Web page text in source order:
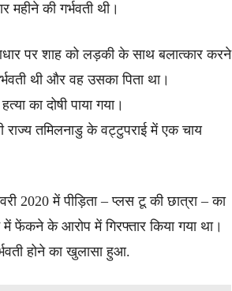
की गर्भवती थी।
पर शाह को लड़की के साथ बलात्कार करने
थी और वह उसका पिता था।
का दोषी पाया गया।
राज्य तमिलनाडु के वट्टुपराई में एक चाय
2020 में पीड़िता – प्लस टू की छात्रा – का
फेंकने के आरोप में गिरफ्तार किया गया था।
होने का खुलासा हुआ.